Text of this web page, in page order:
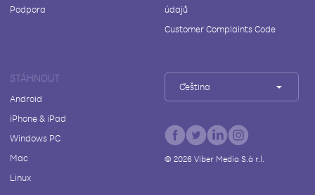
Podpora
údajů
Customer Complaints Code
STÁHNOUT
Android
iPhone & iPad
Windows PC
Mac
Linux
Čeština
© 2026Viber Media S.à r.l.